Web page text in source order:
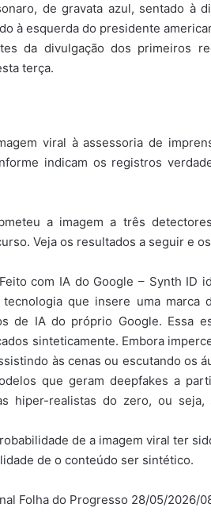
de gravata azul, sentado à
à esquerda do presidente
da divulgação dos primeiros
terça.
viral à assessoria de
indicam os registros
a imagem a três
Veja os resultados a seguir e
com IA do Google – Synth
que insere uma marca
de IA do próprio Google. Essa
sinteticamente. Embora
às cenas ou escutando os
que geram deepfakes a
hiper-realistas do zero, ou
de a imagem viral ter
de o conteúdo ser sintético.
Folha do Progresso 28/05/2026/